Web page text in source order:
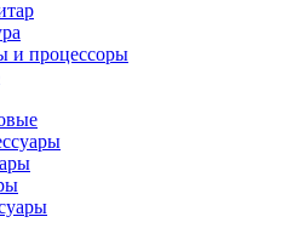
и процессоры